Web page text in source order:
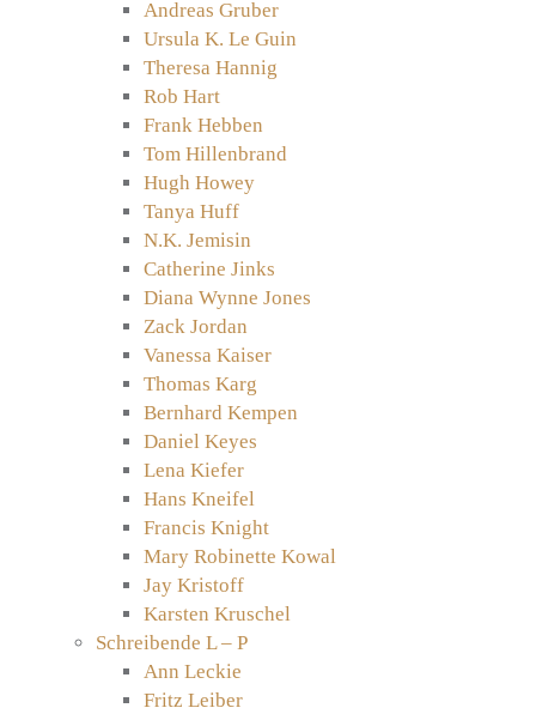
Andreas Gruber
Ursula K. Le Guin
Theresa Hannig
Rob Hart
Frank Hebben
Tom Hillenbrand
Hugh Howey
Tanya Huff
N.K. Jemisin
Catherine Jinks
Diana Wynne Jones
Zack Jordan
Vanessa Kaiser
Thomas Karg
Bernhard Kempen
Daniel Keyes
Lena Kiefer
Hans Kneifel
Francis Knight
Mary Robinette Kowal
Jay Kristoff
Karsten Kruschel
Schreibende L – P
Ann Leckie
Fritz Leiber